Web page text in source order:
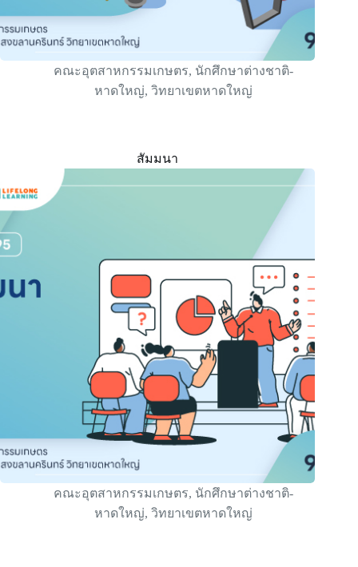
คณะอุตสาหกรรมเกษตร, นักศึกษาต่างชาติ-
หาดใหญ่,วิทยาเขตหาดใหญ่
สัมมนา
คณะอุตสาหกรรมเกษตร, นักศึกษาต่างชาติ-
หาดใหญ่,วิทยาเขตหาดใหญ่